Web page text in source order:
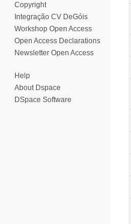
Copyright
Integração CV DeGóis
Workshop Open Access
Open Access Declarations
Newsletter Open Access
Help
About Dspace
DSpace Software